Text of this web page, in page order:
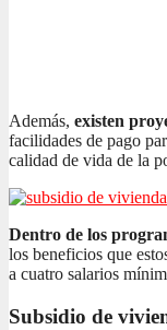
Además, existen
facilidades de pago
calidad de vida de la
Dentro de los
los beneficios que
a cuatro salarios
Subsidio de